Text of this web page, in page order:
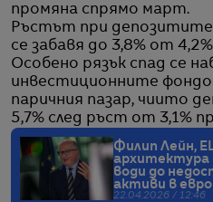
промяна спрямо март.
Ръстът при депозитите
се забавя до 3,8% от
Особено рязък спад се
инвестиционните
паричния пазар, чиито
5,7% след ръст от 3,1%
Филип Лейн,
архитектура
води до
активи в евро
22.04.2026 / 12:46